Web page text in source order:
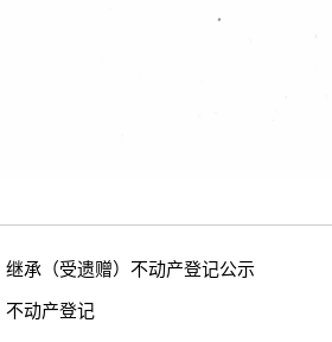
继承（受遗赠）不动产登记公示
不动产登记